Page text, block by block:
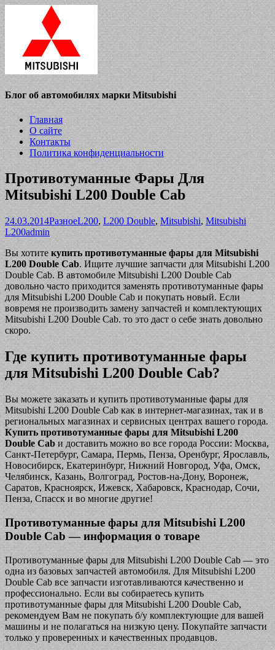
Блог об автомобилях марки Mitsubishi
Главная
О сайте
Контакты
Политика конфиденциальности
Противотуманные Фары Для
Mitsubishi L200 Double Cab
24.03.2014РазноеL200,L200 Double, Mitsubishi,Mitsubishi
L200admin
Вы хотите купить противотуманные фары для Mitsubishi
L200 Double Cab. Ищите лучшие запчасти для Mitsubishi L200
Double Cab. В автомобиле Mitsubishi L200 Double Cab
довольно часто приходится заменять противотуманные фары
для Mitsubishi L200 Double Cab и покупать новый. Если
вовремя не производить замену запчастей и комплектующих
Mitsubishi L200 Double Cab. то это даст о себе знать довольно
скоро.
Где купить противотуманные фары
для Mitsubishi L200 Double Cab?
Вы можете заказать и купить противотуманные фары для
Mitsubishi L200 Double Cab как в интернет-магазинах, так и в
региональных магазинах и сервисных центрах вашего города.
Купить противотуманные фары для Mitsubishi L200
Double Cabи доставить можно во все города России: Москва,
Санкт-Петербург, Самара, Пермь, Пенза, Оренбург, Ярославль,
Новосибирск, Екатеринбург, Нижний Новгород, Уфа, Омск,
Челябинск, Казань, Волгоград, Ростов-на-Дону, Воронеж,
Саратов, Красноярск, Ижевск, Хабаровск, Краснодар, Сочи,
Пенза, Спасск и во многие другие!
Противотуманные фары для Mitsubishi L200
Double Cab — информация о товаре
Противотуманные фары для Mitsubishi L200 Double Cab — это
одна из базовых запчастей автомобиля. Для Mitsubishi L200
Double Cab все запчасти изготавливаются качественно и
профессионально. Если вы собираетесь купить
противотуманные фары для Mitsubishi L200 Double Cab,
рекомендуем Вам не покупать б/у комплектующие для вашей
машины и не полагаться на низкую цену. Покупайте запчасти
только у проверенных и качественных продавцов.